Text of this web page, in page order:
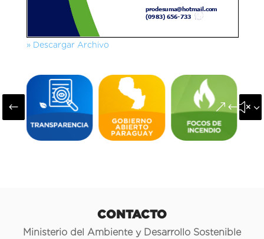
» Descargar Archivo
#
CONTACTO
Ministerio del Ambiente y Desarrollo Sostenible